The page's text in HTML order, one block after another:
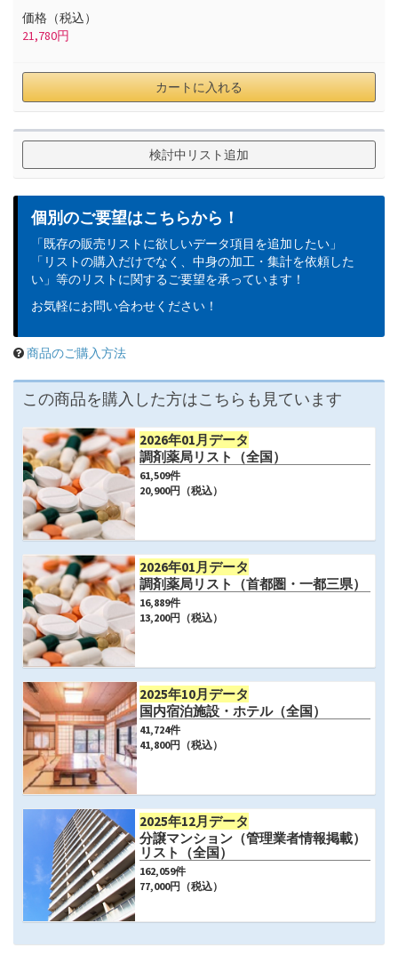
価格（税込）
21,780円
カートに入れる
検討中リスト追加
個別のご要望はこちらから！
「既存の販売リストに欲しいデータ項目を追加したい」
「リストの購入だけでなく、中身の加工・集計を依頼した
い」等のリストに関するご要望を承っています！
お気軽にお問い合わせください！
商品のご購入方法
この商品を購入した方はこちらも見ています
2026年01月データ
調剤薬局リスト（全国）
61,509件
20,900円（税込）
2026年01月データ
調剤薬局リスト（首都圏・一都三県）
16,889件
13,200円（税込）
2025年10月データ
国内宿泊施設・ホテル（全国）
41,724件
41,800円（税込）
2025年12月データ
分譲マンション（管理業者情報掲載）
リスト（全国）
162,059件
77,000円（税込）